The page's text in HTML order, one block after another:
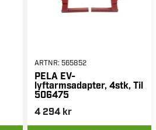
ARTNR: 565852
PELA EV-
lyftarmsadapter, 4stk, Til
506475
4 294 kr